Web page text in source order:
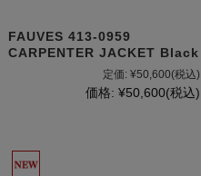
FAUVES 413-0959
CARPENTER JACKET Black
定価: ¥50,600(税込)
価格: ¥50,600(税込)